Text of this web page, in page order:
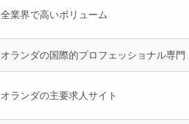
全業界で高いボリューム
オランダの国際的プロフェッショナル専門
オランダの主要求人サイト